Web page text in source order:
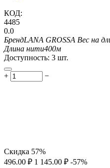
КОД:
4485
0.0
БрендLANA GROSSA Вес на
Длина нити400м
Доступность: 3 шт.
+ −
Скидка 57%
496.00 ₽ 1 145.00 ₽ -57%